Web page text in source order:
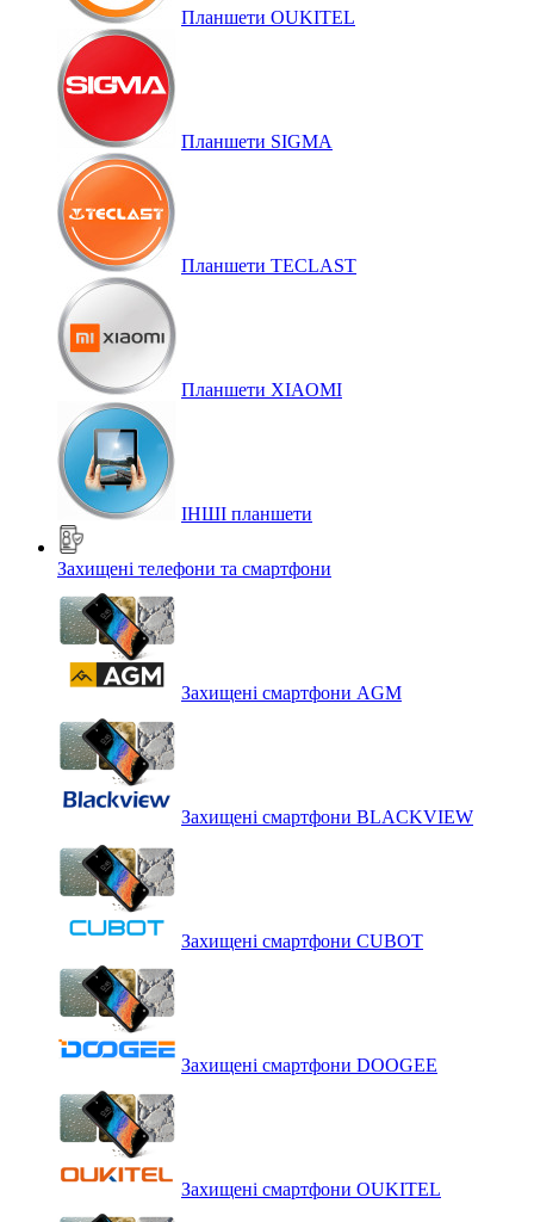
Планшети OUKITEL
Планшети SIGMA
Планшети TECLAST
Планшети XIAOMI
ІНШІ планшети
Захищені телефони та смартфони
Захищені смартфони AGM
Захищені смартфони BLACKVIEW
Захищені смартфони CUBOT
Захищені смартфони DOOGEE
Захищені смартфони OUKITEL